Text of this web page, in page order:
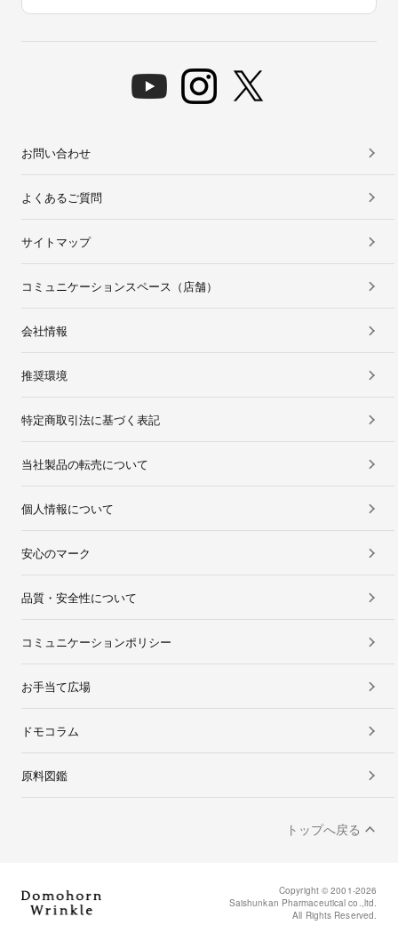
お問い合わせ
よくあるご質問
サイトマップ
コミュニケーションスペース（店舗）
会社情報
推奨環境
特定商取引法に基づく表記
当社製品の転売について
個人情報について
安心のマーク
品質・安全性について
コミュニケーションポリシー
お手当て広場
ドモコラム
原料図鑑
トップへ戻る
Copyright © 2001-2026
Saishunkan Pharmaceutical co.,ltd.
All Rights Reserved.